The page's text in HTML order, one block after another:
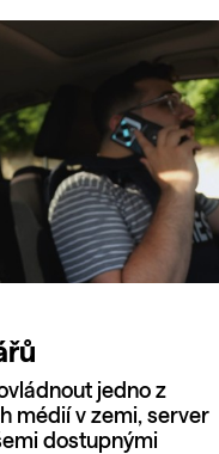
jedno z
médií v zemi, server
dostupnými